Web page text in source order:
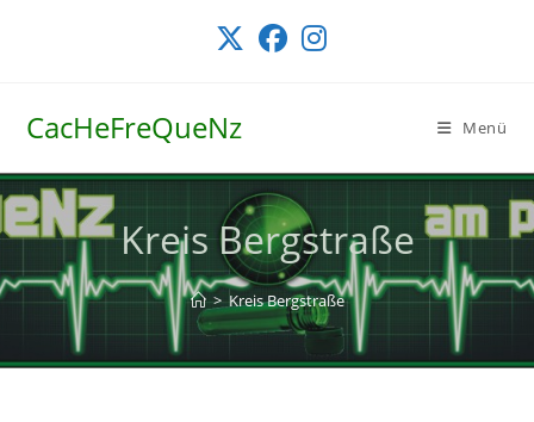
CacHeFreQueNz Menü
Kreis Bergstraße
> Kreis Bergstraße